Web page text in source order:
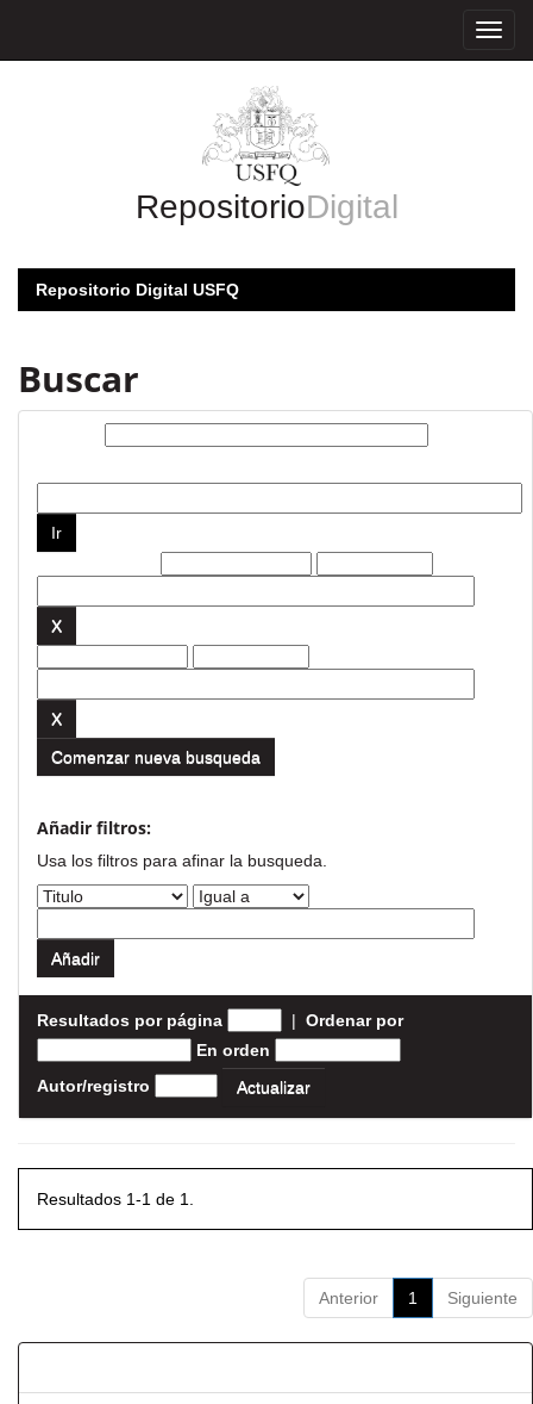
RepositorioDigital
Repositorio Digital USFQ
Buscar
Comenzar nueva busqueda
Añadir filtros:
Usa los filtros para afinar la busqueda.
Resultados por página | Ordenar por
En orden
Autor/registro
Resultados 1-1 de 1.
Anterior 1 Siguiente